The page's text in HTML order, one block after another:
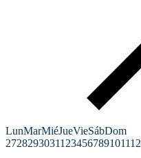
LunMarMiéJueVieSábDom
27282930311 23456789101112